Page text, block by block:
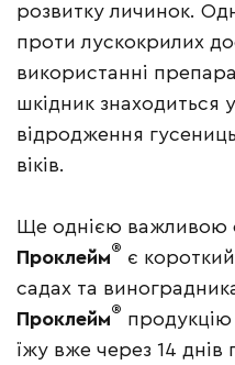
розвитку личинок.
проти лускокрилих
використанні
шкідник знаходиться
відродження
віків.
Ще однією важливою
Проклейм® є
садах та
Проклейм® продукцію
їжу вже через 14 днів